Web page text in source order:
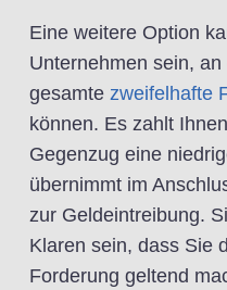
Eine weitere Option
Unternehmen sein,
gesamte zweifelhafte
können. Es zahlt
Gegenzug eine
übernimmt im
zur Geldeintreibung.
Klaren sein, dass Sie
Forderung geltend